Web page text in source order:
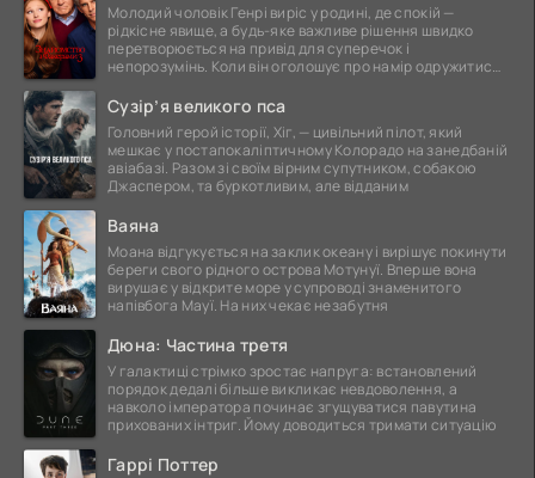
Молодий чоловік Генрі виріс у родині, де спокій —
рідкісне явище, а будь-яке важливе рішення швидко
перетворюється на привід для суперечок і
непорозумінь. Коли він оголошує про намір одружитися,
Сузір’я великого пса
Головний герой історії, Хіг, — цивільний пілот, який
мешкає у постапокаліптичному Колорадо на занедбаній
авіабазі. Разом зі своїм вірним супутником, собакою
Джаспером, та буркотливим, але відданим
Ваяна
Моана відгукується на заклик океану і вирішує покинути
береги свого рідного острова Мотунуї. Вперше вона
вирушає у відкрите море у супроводі знаменитого
напівбога Мауї. На них чекає незабутня
Дюна: Частина третя
У галактиці стрімко зростає напруга: встановлений
порядок дедалі більше викликає невдоволення, а
навколо імператора починає згущуватися павутина
прихованих інтриг. Йому доводиться тримати ситуацію
Гаррі Поттер